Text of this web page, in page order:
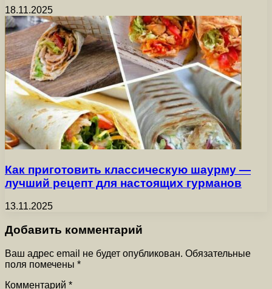
18.11.2025
Как приготовить классическую шаурму —
лучший рецепт для настоящих гурманов
13.11.2025
Добавить комментарий
Ваш адрес email не будет опубликован. Обязательные
поля помечены *
Комментарий *